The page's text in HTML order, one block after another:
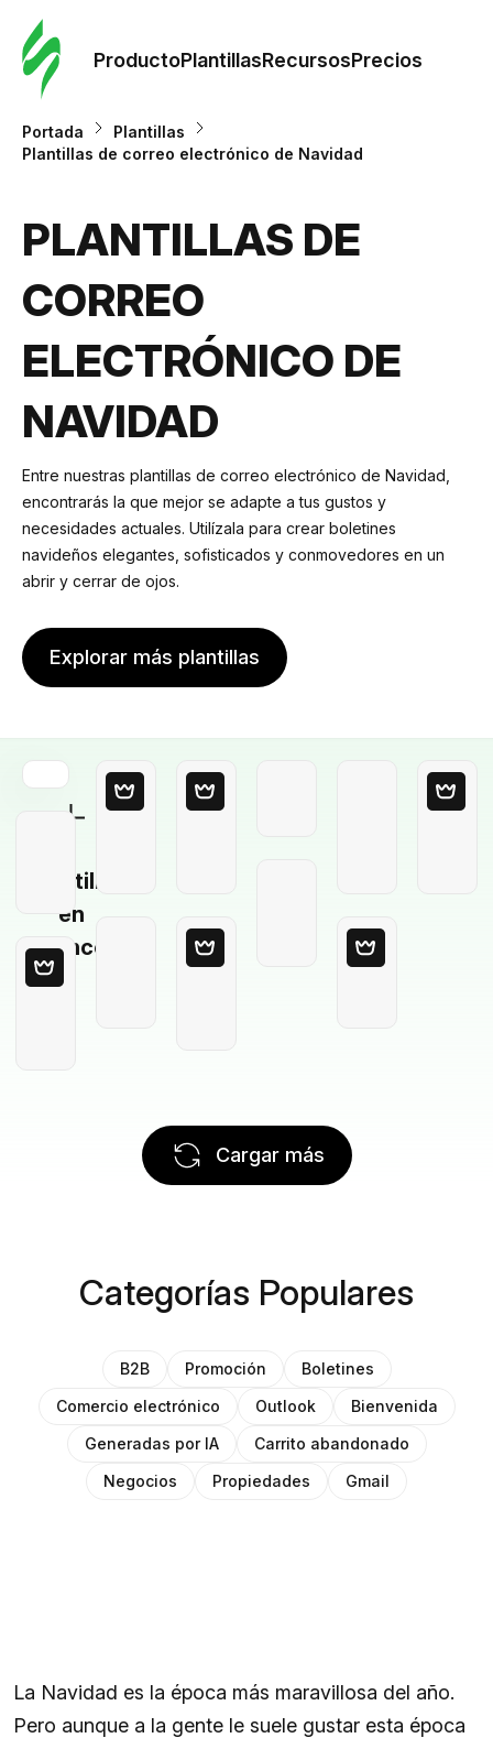
ProductoPlantillasRecursosPrecios
Portada
Plantillas
Plantillas de correo electrónico de Navidad
PLANTILLAS DE
CORREO
ELECTRÓNICO DE
NAVIDAD
Entre nuestras plantillas de correo electrónico de Navidad,
encontrarás la que mejor se adapte a tus gustos y
necesidades actuales. Utilízala para crear boletines
navideños elegantes, sofisticados y conmovedores en un
abrir y cerrar de ojos.
Explorar más plantillas
Plantilla
en
blanco
Cargar más
Categorías Populares
B2B Promoción
Boletines
Comercio electrónico
Outlook
Bienvenida
Generadas por IA
Carrito abandonado
Negocios
Propiedades Gmail
La Navidad es la época más maravillosa del año.
Pero aunque a la gente le suele gustar esta época